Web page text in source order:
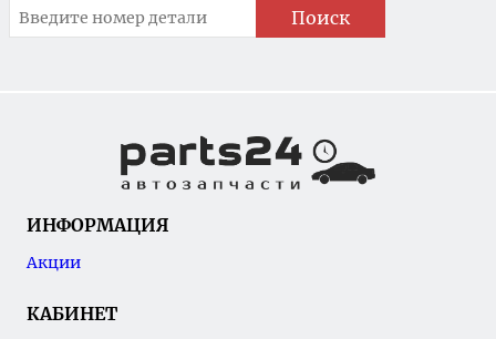
Поиск
ИНФОРМАЦИЯ
Акции
КАБИНЕТ